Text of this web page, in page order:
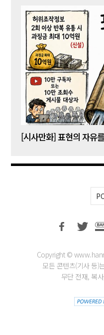
[시사만화] 표현의 자유
Copyright ©
모든 콘텐츠(기사 등)
무단 전재, 복